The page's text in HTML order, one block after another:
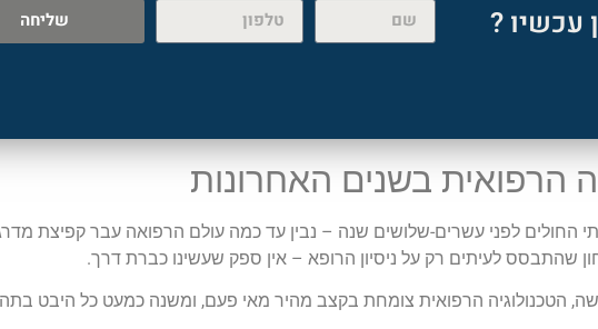
עכשיו ? שליחה
הרפואית בשנים האחרונות
החולים לפני עשרים-שלושים שנה – נבין עד כמה עולם הרפואה עבר קפיצת
שהתבסס לעיתים רק על ניסיון הרופא – אין ספק שעשינו כברת דרך.
הטכנולוגיה הרפואית צומחת בקצב מהיר מאי פעם, ומשנה כמעט כל היבט